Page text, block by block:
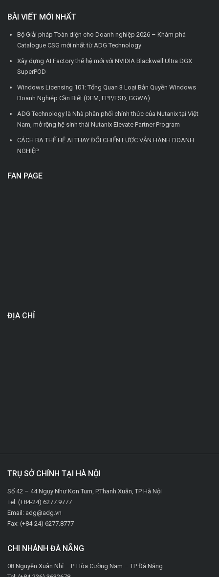
BÀI VIẾT MỚI NHẤT
Bộ Giải pháp Toàn diện cho Doanh nghiệp 2026 – Khám phá
Catalogue CSG mới nhất từ ADG Technology
Xây dựng AI Factory thế hệ mới với NVIDIA Blackwell Ultra DGX
SuperPOD
Windows Licensing 101: Tổng Quan 3 Loại Bản Quyền Windows
Doanh Nghiệp Cần Biết (OEM, FPP/ESD, GGWA)
ADG Technology là Nhà phân phối chính thức của Nutanix tại Việt
Nam, mở rộng hệ sinh thái Nutanix Elevate Partner Program
CÁCH BA THẾ HỆ AI THAY ĐỔI CHIẾN LƯỢC VẬN HÀNH DOANH
NGHIỆP
FAN PAGE
ĐỊA CHỈ
TRỤ SỞ CHÍNH TẠI HÀ NỘI
Số 42 – 44 Ngụy Như Kon Tum, P.Thanh Xuân, TP Hà Nội
Tel: (+84-24) 6277.9777
Email: adg@adg.vn
Fax: (+84-24) 6277.8777
CHI NHÁNH ĐÀ NẴNG
08 Nguyễn Xuân Nhĩ – P. Hòa Cường Nam – TP Đà Nẵng